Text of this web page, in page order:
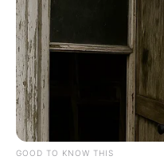
GOOD TO KNOW THIS